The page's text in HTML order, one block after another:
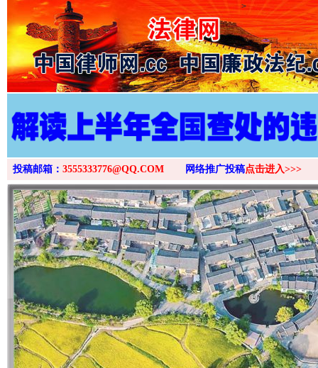
>
投稿邮箱： 3555333776@QQ.COM 网络推广投稿点击进入>>>